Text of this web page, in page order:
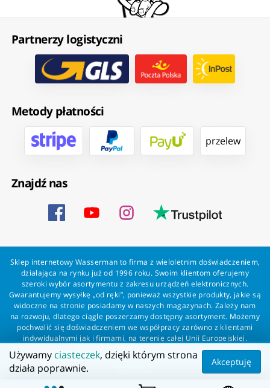
Partnerzy logistyczni
Metody płatności
przelew
Znajdź nas
Sklep internetowy Wasserman to firma z wieloletnim doświadczeniem,
działająca na rynku już od 1996 roku. Swoim klientom oferujemy
szeroki wybór asortymentu z zakresu urządzeń elektronicznych.
Gwarantujemy wysyłkę „od ręki”, ponieważ wszystkie produkty, jakie są
widoczne na stronie posiadamy w naszych magazynach. Zależy nam
na rozwoju, dlatego ciągle poszerzamy dostępny asortyment. Możemy
pochwalić się doświadczeniem we współpracy zarówno z klientami
indywidualnymi jak i firmami, na terenie całej Unii Europejskiej.
Zapewniamy profesjonalną obsługę każdego klienta oraz szybką i
bezproblemową realizację zamówień. Wasserman - wszystko dla
Używamy ciasteczek, dzięki którym strona
działa poprawnie.
Akceptuję